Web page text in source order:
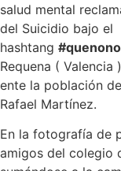
salud mental
del Suicidio bajo el
hashtang
Requena (
ente la población
Rafael Martínez.
En la fotografía de
amigos del colegio